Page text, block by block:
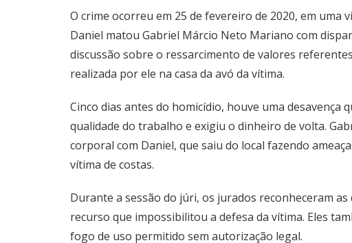
O crime ocorreu em 25 de fevereiro de 2020, em uma
Daniel matou Gabriel Márcio Neto Mariano com
discussão sobre o ressarcimento de valores
realizada por ele na casa da avó da vítima.
Cinco dias antes do homicídio, houve uma desavença
qualidade do trabalho e exigiu o dinheiro de volta.
corporal com Daniel, que saiu do local fazendo
vítima de costas.
Durante a sessão do júri, os jurados reconheceram
recurso que impossibilitou a defesa da vítima. Eles
fogo de uso permitido sem autorização legal.